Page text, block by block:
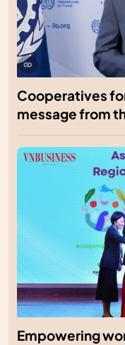
Cooperatives
message from
Empowering